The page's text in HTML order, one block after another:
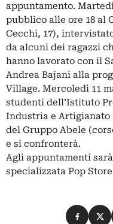
appuntamento.
pubblico alle ore 18 al
Cecchi, 17),
da alcuni dei ragazzi
hanno lavorato con il
Andrea Bajani alla
Village. Mercoledì 11
studenti dell’Istituto
Industria e Artigianato
del Gruppo Abele
e si confronterà.
Agli appuntamenti
specializzata Pop
Condividi